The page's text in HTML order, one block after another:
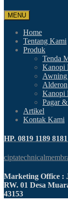
MENU
Home
Tentang Kami
Produk
Tenda
Kanopi
Alderon
Kanopi
Pagar
Artikel
Kontak Kami
HP. 0819 1189
Marketing Office :
RW. 01 Desa
43153